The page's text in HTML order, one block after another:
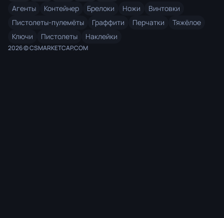
Агенты Контейнер Брелоки Ножи
Винтовки
Пистолеты-пулемёты
Граффити Перчатки
Тяжёлое
Ключи
Пистолеты Наклейки
2026 © CSMARKETCAP.COM